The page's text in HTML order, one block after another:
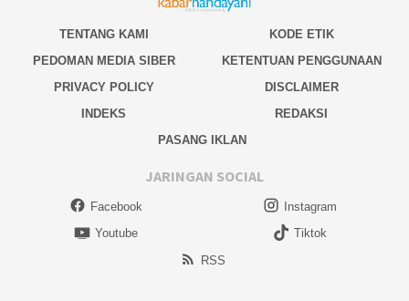
TENTANG KAMI
KODE ETIK
PEDOMAN MEDIA SIBER
KETENTUAN PENGGUNAAN
PRIVACY POLICY
DISCLAIMER
INDEKS
REDAKSI
PASANG IKLAN
JARINGAN SOCIAL
Facebook
Instagram
Youtube
Tiktok
RSS